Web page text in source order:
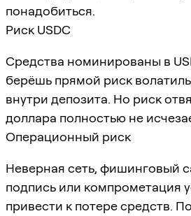
понадобиться.
Риск USDC
Средства номинированы в
берёшь прямой риск
внутри депозита. Но риск
доллара полностью не
Операционный риск
Неверная сеть, фишинговый
подпись или компрометация
привести к потере средств.